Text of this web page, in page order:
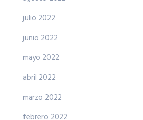
julio 2022
junio 2022
mayo 2022
abril 2022
marzo 2022
febrero 2022